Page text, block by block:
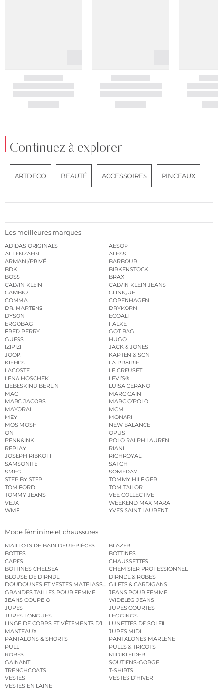
Continuez à explorer
ARTDECO BEAUTÉ ACCESSOIRES PINCEAUX
Les meilleures marques
ADIDAS ORIGINALS
AESOP
AFFENZAHN
ALESSI
ARMANI/PRIVÉ
BARBOUR
BDK
BIRKENSTOCK
BOSS
BRAX
CALVIN KLEIN
CALVIN KLEIN JEANS
CAMBIO
CLINIQUE
COMMA
COPENHAGEN
DR. MARTENS
DRYKORN
DYSON
ECOALF
ERGOBAG
FALKE
FRED PERRY
GOT BAG
GUESS
HUGO
IZIPIZI
JACK & JONES
JOOP!
KAPTEN & SON
KIEHL’S
LA PRAIRIE
LACOSTE
LE CREUSET
LENA HOSCHEK
LEVI’S®
LIEBESKIND BERLIN
LUISA CERANO
MAC
MARC CAIN
MARC JACOBS
MARC O’POLO
MAYORAL
MCM
MEY
MONARI
MOS MOSH
NEW BALANCE
ON
OPUS
PENN&INK
POLO RALPH LAUREN
REPLAY
RIANI
JOSEPH RIBKOFF
RICHROYAL
SAMSONITE
SATCH
SMEG
SOMEDAY
STEP BY STEP
TOMMY HILFIGER
TOM FORD
TOM TAILOR
TOMMY JEANS
VEE COLLECTIVE
VEJA
WEEKEND MAX MARA
WMF
YVES SAINT LAURENT
Mode féminine et chaussures
MAILLOTS DE BAIN DEUX-PIÈCES
BLAZER
BOTTES
BOTTINES
CAPES
CHAUSSETTES
BOTTINES CHELSEA
CHEMISIER PROFESSIONNEL
BLOUSE DE DIRNDL
DIRNDL & ROBES
DOUDOUNES ET VESTES MATELASSÉESGILETS & CARDIGANS
GRANDES TAILLES POUR FEMME
JEANS POUR FEMME
JEANS COUPE O
WIDELEG JEANS
JUPES
JUPES COURTES
JUPES LONGUES
LEGGINGS
LINGE DE CORPS ET VÊTEMENTS D’INTÉRIEURLUNETTES DE SOLEIL
MANTEAUX
JUPES MIDI
PANTALONS & SHORTS
PANTALONES MARLENE
PULL
PULLS & TRICOTS
ROBES
MIDIKLEIDER
GAINANT
SOUTIENS-GORGE
TRENCHCOATS
T-SHIRTS
VESTES
VESTES D’HIVER
VESTES EN LAINE